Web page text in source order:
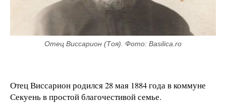
Отец Виссарион (Тоя). Фото: Basilica.ro
Отец Виссарион родился 28 мая 1884 года в коммуне
Секуень в простой благочестивой семье.